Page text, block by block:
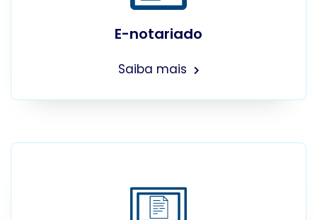
E-notariado
Saiba mais